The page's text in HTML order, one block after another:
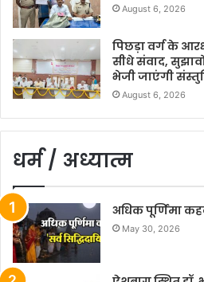
August 6, 2026
पिछड़ा वर्ग के
सीधे संवाद,
भेजी जाएंगी
August 6, 2026
धर्म / अध्यात्म
अधिक पूर्णिमा
May 30, 2026